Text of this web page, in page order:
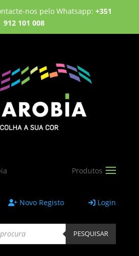
nos pelo Whatsapp: +351
912 101 008
Novo Registo Login
PESQUISAR